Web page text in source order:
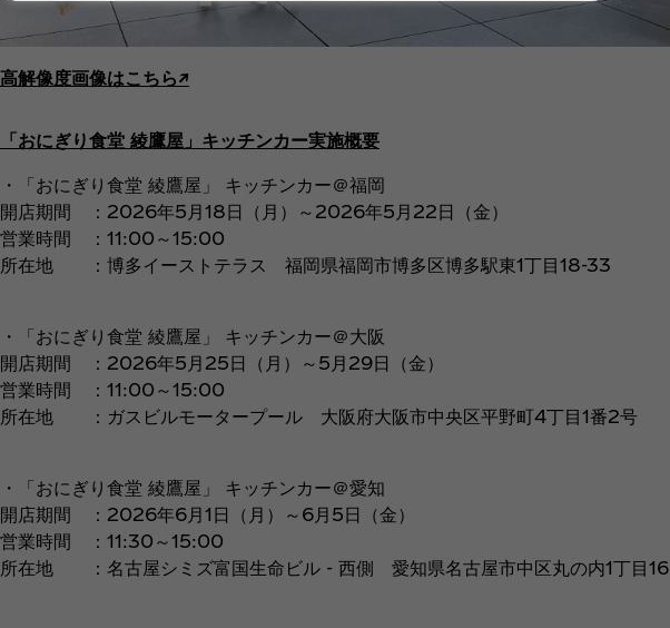
高解像度画像はこちら↗︎
「おにぎり食堂 綾鷹屋」キッチンカー実施概要
・「おにぎり食堂 綾鷹屋」 キッチンカー＠福岡
開店期間 ：2026年5月18日（月）～2026年5月22日（金）
営業時間 ：11:00～15:00
所在地 ：博多イーストテラス 福岡県福岡市博多区博多駅東1丁目18-33
・「おにぎり食堂 綾鷹屋」 キッチンカー＠大阪
開店期間 ：2026年5月25日（月）～5月29日（金）
営業時間 ：11:00～15:00
所在地 ：ガスビルモータープール 大阪府大阪市中央区平野町4丁目1番2号
・「おにぎり食堂 綾鷹屋」 キッチンカー＠愛知
開店期間 ：2026年6月1日（月）～6月5日（金）
営業時間 ：11:30～15:00
所在地 ：名古屋シミズ富国生命ビル - 西側 愛知県名古屋市中区丸の内1丁目16